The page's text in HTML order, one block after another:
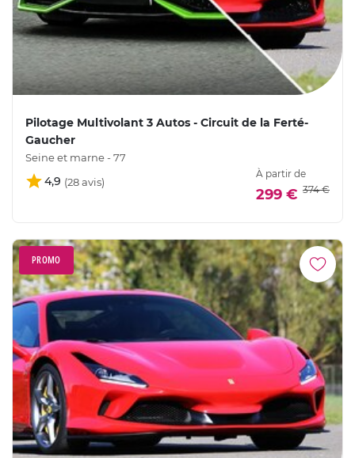
Pilotage Multivolant 3 Autos - Circuit de la Ferté-
Gaucher
Seine et marne - 77
4,9
À partir de
299 € 374 €
PROMO